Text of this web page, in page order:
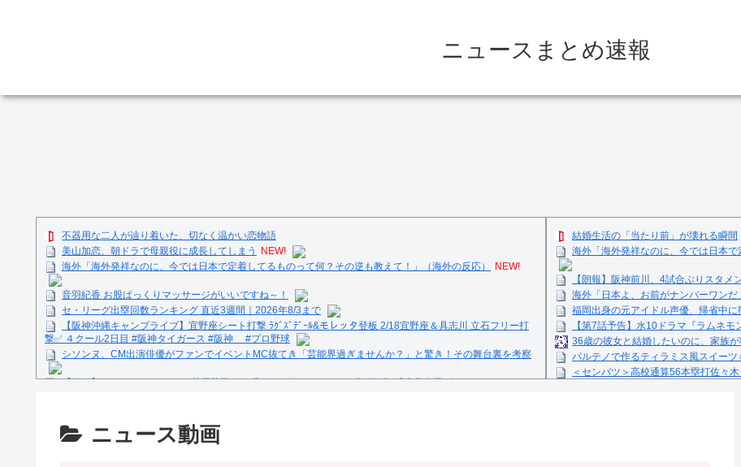
ニュースまとめ速報
不器用な二人が辿り着いた、切なく温かい恋物語
美山加恋、朝ドラで母親役に成長してしまう
NEW!
海外「海外発祥なのに、今では日本で定着してるものって何？その逆も教えて！」（海外の反応）
NEW!
音羽紀香 お股ぱっくりマッサージがいいですね～！
セ・リーグ出塁回数ランキング 直近3週間｜2026年8/3まで
【阪神沖縄キャンプライブ】宜野座シート打撃 ﾗｸﾞｽﾞﾃﾞｰﾙ&モレッタ登板 2/18宜野座＆具志川 立石フリー打
撃✅ ４クール2日目 #阪神タイガース #阪神 #プロ野球
シソンヌ、CM出演俳優がファンでイベントMC抜てき「芸能界過ぎませんか？」と驚き！その舞台裏を考察
【動画】セレモニアルピッチ 菅原茉椰さん「とても悔しいです」7月1日(火)「東北楽天ゴールデンイーグル
【文春砲】松山千春のあの曲が……参院選自民候補の応援で公選法違反の疑い
結婚生活の「当たり前」が壊れる瞬間
海外「海外発祥なのに、今では日本
【朗報】阪神前川、4試合ぶりスタメ
海外「日本よ、お前がナンバーワン
福岡出身の元アイドル声優、帰省中
【第7話予告】水10ドラマ『ラムネ
36歳の彼女と結婚したいのに、家族
パルテノで作るティラミス風スイー
＜センバツ＞高校通算56本塁打佐々
ニュース動画